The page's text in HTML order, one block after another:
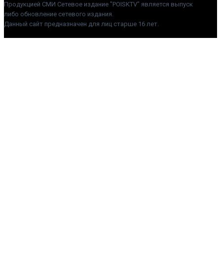
Продукцией СМИ Сетевое издание "POISKTV" является выпуск
либо обновление сетевого издания.
Данный сайт предназначен для лиц старше 16 лет.